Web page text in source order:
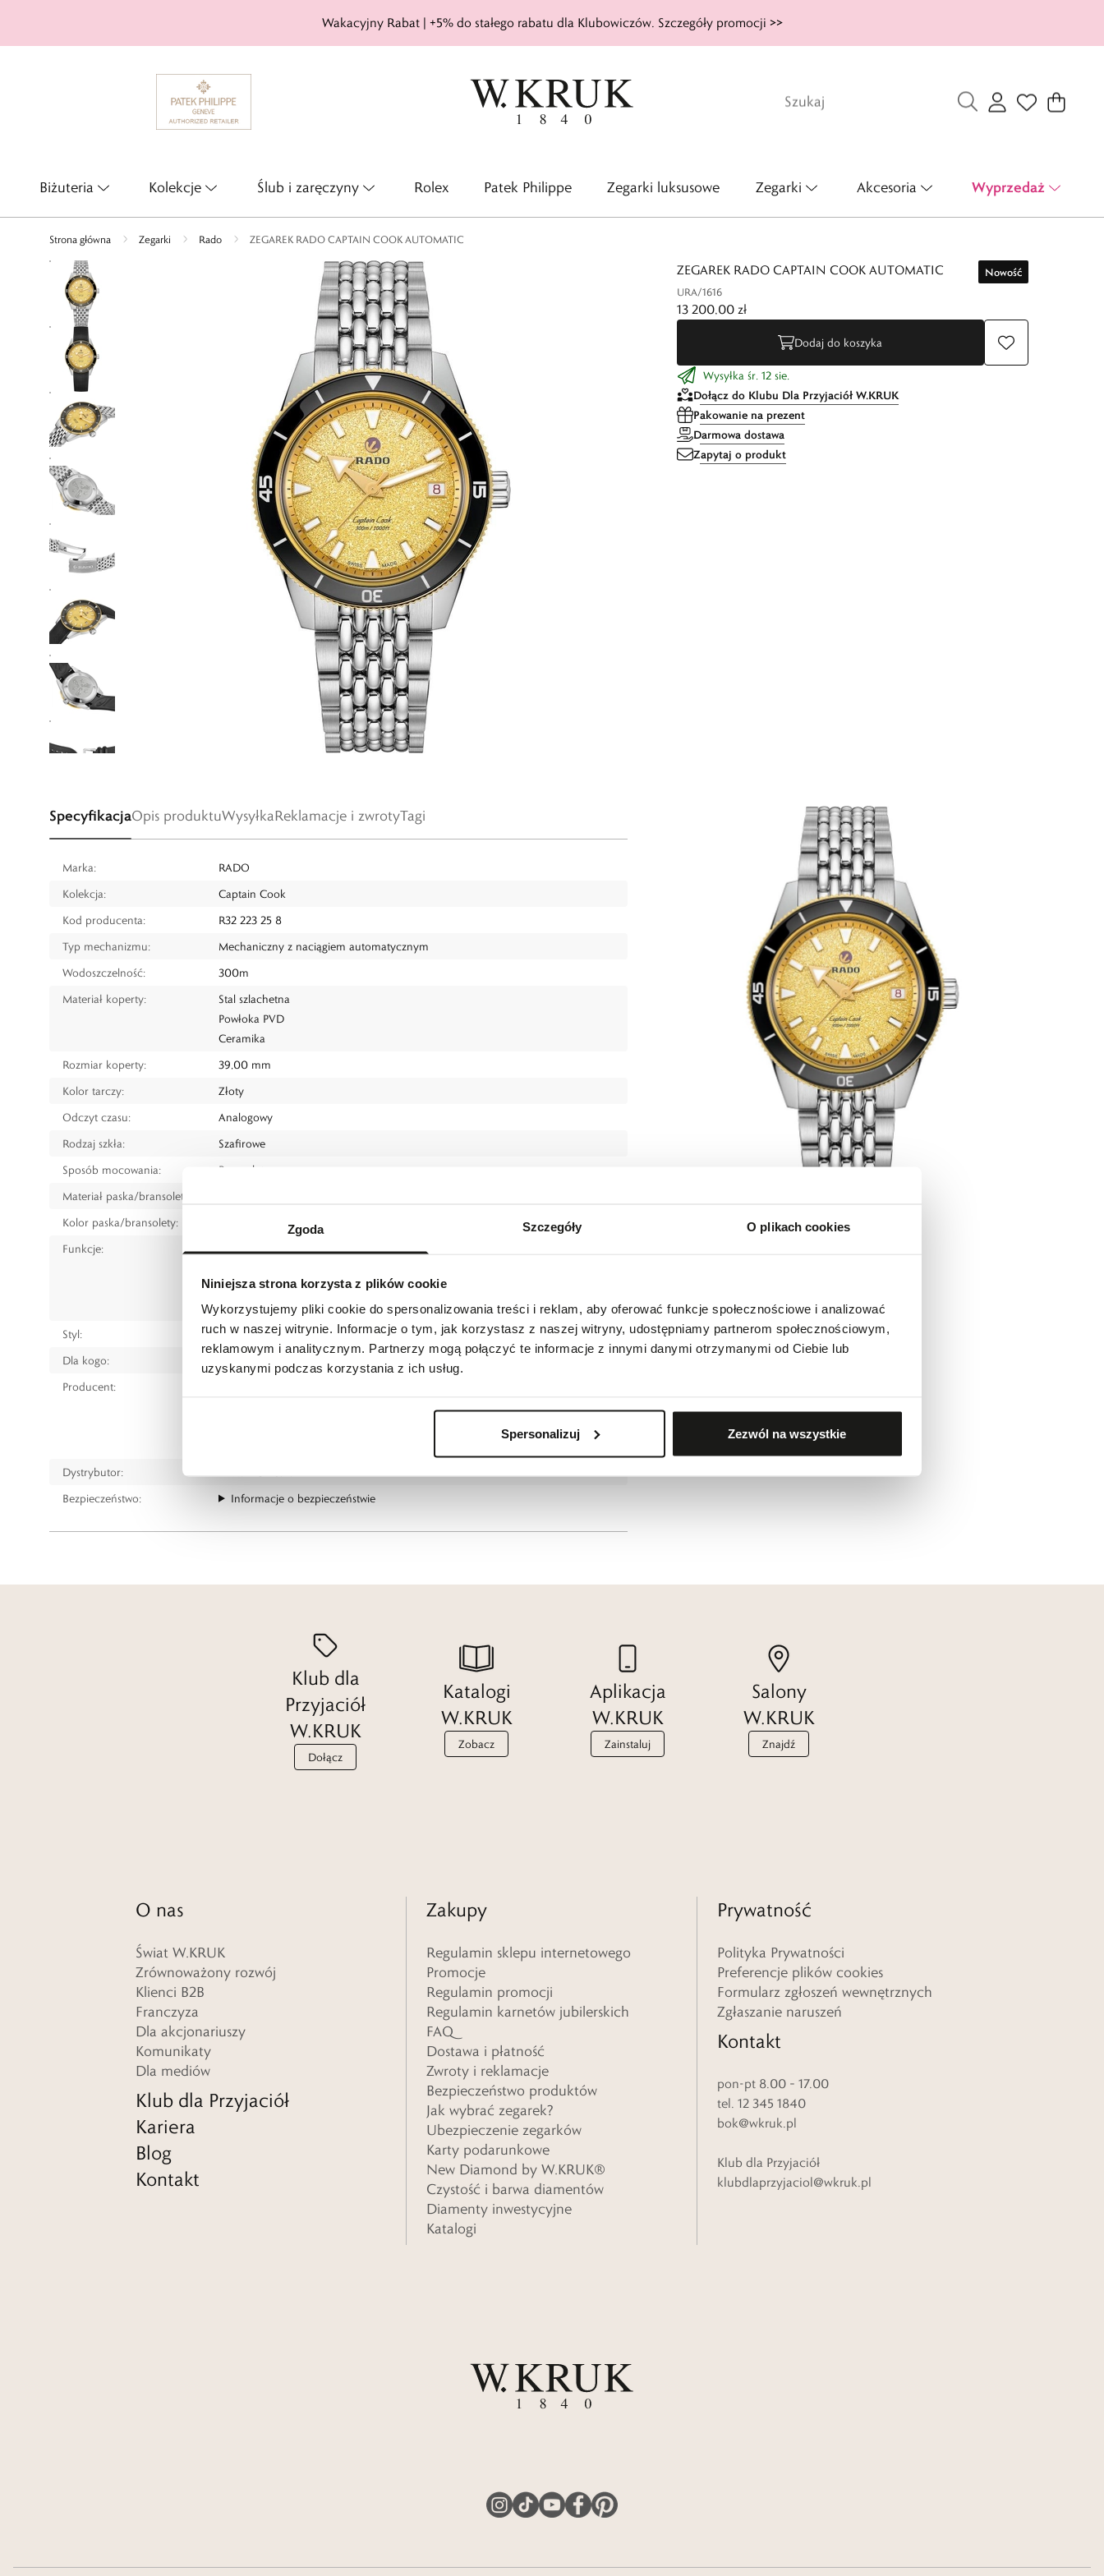
Zgoda Szczegóły O plikach cookies
Niniejsza strona korzysta z plików cookie
Wykorzystujemy pliki cookie do spersonalizowania treści i reklam, aby oferować funkcje społecznościowe i analizować
ruch w naszej witrynie. Informacje o tym, jak korzystasz z naszej witryny, udostępniamy partnerom społecznościowym,
reklamowym i analitycznym. Partnerzy mogą połączyć te informacje z innymi danymi otrzymanymi od Ciebie lub
uzyskanymi podczas korzystania z ich usług.
Spersonalizuj Zezwól na wszystkie
Wakacyjny Rabat | +5% do stałego rabatu dla Klubowiczów. Szczegóły promocji >>
Biżuteria Kolekcje Ślub i zaręczyny Rolex Patek Philippe Zegarki luksusowe Zegarki Akcesoria Wyprzedaż
Strona główna Zegarki Rado ZEGAREK RADO CAPTAIN COOK AUTOMATIC
ZEGAREK RADO CAPTAIN COOK AUTOMATIC
URA/1616
Nowość
13 200,00 zł
Dodaj do koszyka
Wysyłka śr. 12 sie.
Dołącz do Klubu Dla Przyjaciół W.KRUK
Pakowanie na prezent
Darmowa dostawa
Zapytaj o produkt
SpecyfikacjaOpis produktuWysyłkaReklamacje i zwrotyTagi
Marka:
RADO
Kolekcja:
Captain Cook
Kod producenta:
R32 223 25 8
Typ mechanizmu:
Mechaniczny z naciągiem automatycznym
Wodoszczelność:
300m
Materiał koperty:
Stal szlachetna
Powłoka PVD
Ceramika
Rozmiar koperty:
39,00 mm
Kolor tarczy:
Złoty
Odczyt czasu:
Analogowy
Rodzaj szkła:
Szafirowe
Sposób mocowania:
Bransoleta
Materiał paska/bransolety:
Kolor paska/bransolety:
Funkcje:
Data
Rezerwa chodu
Powłoka luminescencyjna na indeksach i wskazówkach
Styl:
Klasyczny
Dla kogo:
Dla każdego
Producent:
Dystrybutor:
Bezpieczeństwo:
Informacje o bezpieczeństwie
Klub dla
Przyjaciół
W.KRUK
Dołącz
Katalogi
W.KRUK
Zobacz
Aplikacja
W.KRUK
Zainstaluj
Salony
W.KRUK
Znajdź
O nas
Świat W.KRUK
Zrównoważony rozwój
Klienci B2B
Franczyza
Dla akcjonariuszy
Komunikaty
Dla mediów
Klub dla Przyjaciół
Kariera
Blog
Kontakt
Zakupy
Regulamin sklepu internetowego
Promocje
Regulamin promocji
Regulamin karnetów jubilerskich
FAQ
Dostawa i płatność
Zwroty i reklamacje
Bezpieczeństwo produktów
Jak wybrać zegarek?
Ubezpieczenie zegarków
Karty podarunkowe
New Diamond by W.KRUK®
Czystość i barwa diamentów
Diamenty inwestycyjne
Katalogi
Prywatność
Polityka Prywatności
Preferencje plików cookies
Formularz zgłoszeń wewnętrznych
Zgłaszanie naruszeń
Kontakt
pon-pt 8.00 – 17.00
tel. 12 345 1840
bok@wkruk.pl
Klub dla Przyjaciół
klubdlaprzyjaciol@wkruk.pl